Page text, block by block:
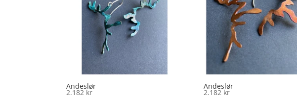
Andeslør
2.182 kr
Andeslør
2.182 kr